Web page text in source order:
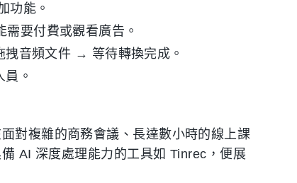
功能。
要付費或觀看廣告。
音頻文件 → 等待轉換完成。
。
對複雜的商務會議、長達數小時的線上課
AI 深度處理能力的工具如 Tinrec，便展